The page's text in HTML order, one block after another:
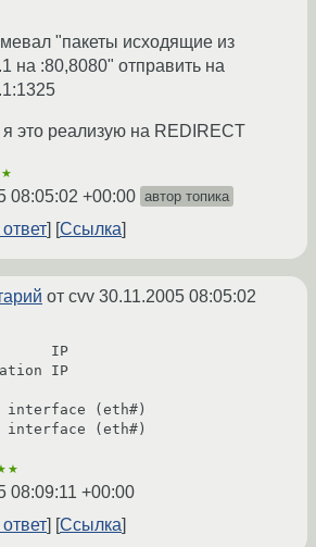
"пакеты исходящие из
на :80,8080" отправить на
это реализую на REDIRECT
08:05:02 +00:00 автор топика
Ссылка
от cvv 30.11.2005 08:05:02
IP
IP
(eth#)
interface (eth#)
08:09:11 +00:00
Ссылка